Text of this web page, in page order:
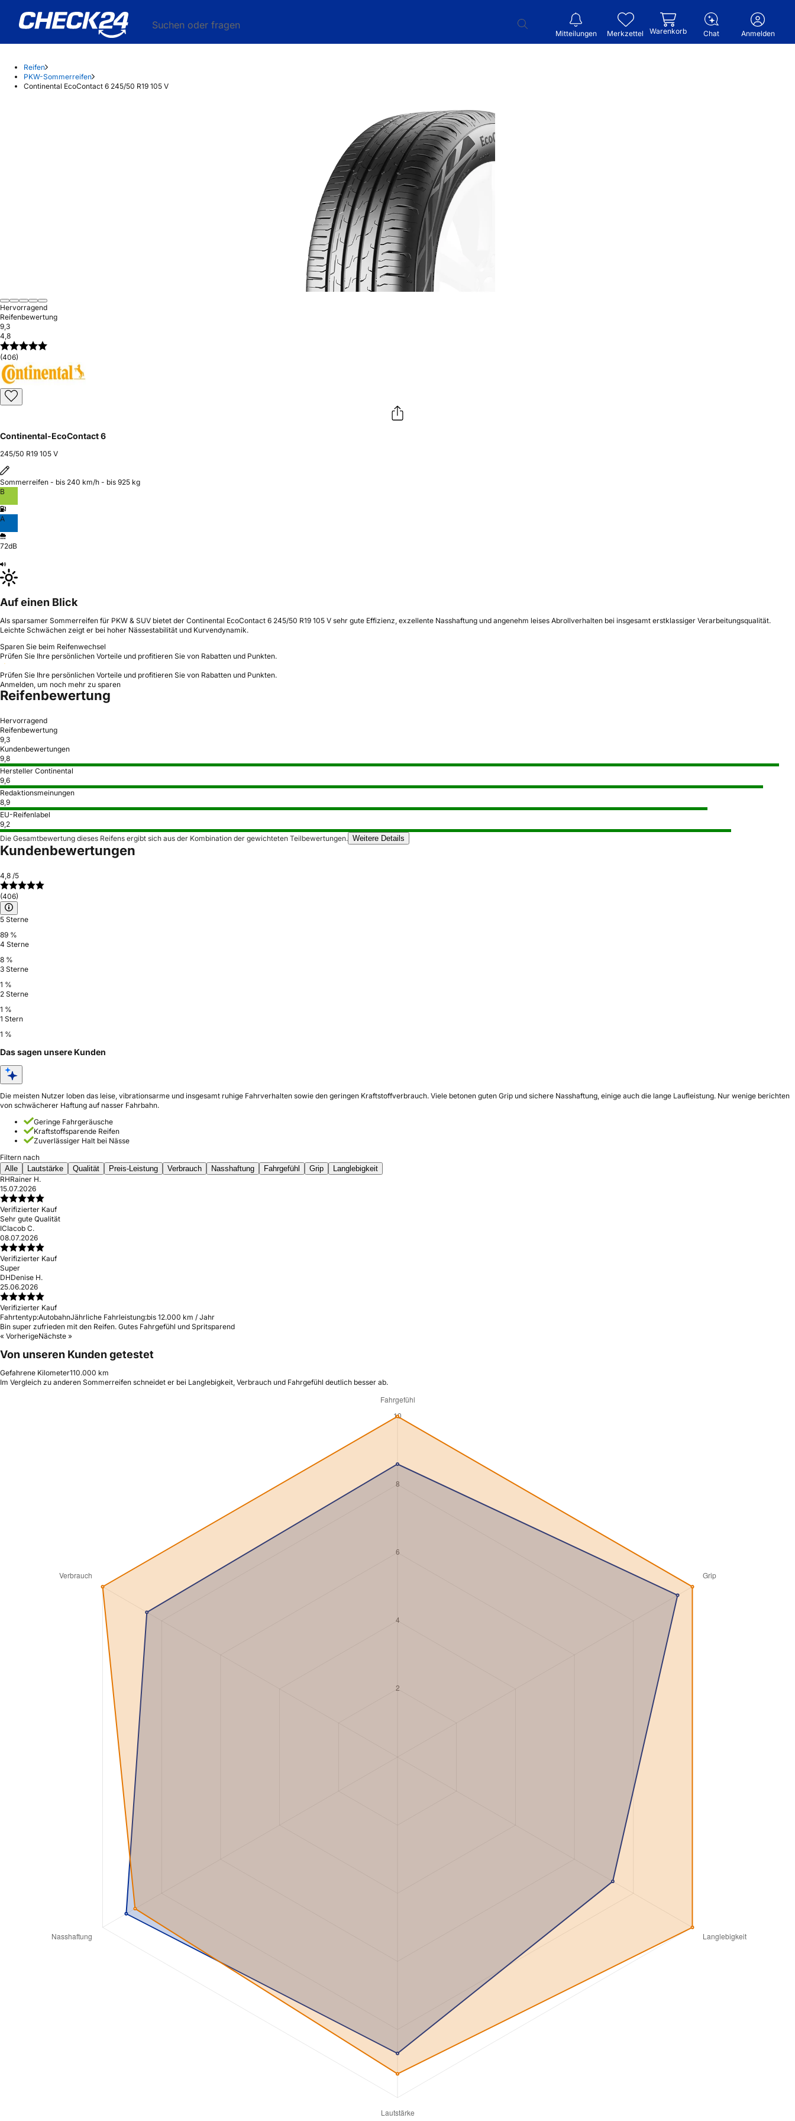
Suchen oder fragen
Mitteilungen Merkzettel Warenkorb Chat Anmelden
Reifen
PKW-Sommerreifen
Continental EcoContact 6 245/50 R19 105 V
Hervorragend
Reifenbewertung
9,3
4,8
(406)
Continental-EcoContact 6
245/50 R19 105 V
Sommerreifen - bis 240 km/h - bis 925 kg
B
A
72dB
Auf einen Blick
Als sparsamer Sommerreifen für PKW & SUV bietet der Continental EcoContact 6 245/50 R19 105 V sehr gute Effizienz, exzellente Nasshaftung und angenehm leises Abrollverhalten bei insgesamt erstklassiger Verarbeitungsqualität.
Leichte Schwächen zeigt er bei hoher Nässestabilität und Kurvendynamik.
Sparen Sie beim Reifenwechsel
Prüfen Sie Ihre persönlichen Vorteile und profitieren Sie von Rabatten und Punkten.
Prüfen Sie Ihre persönlichen Vorteile und profitieren Sie von Rabatten und Punkten.
Anmelden, um noch mehr zu sparen
Reifenbewertung
Hervorragend
Reifenbewertung
9,3
Kundenbewertungen
9,8
Hersteller Continental
9,6
Redaktionsmeinungen
8,9
EU-Reifenlabel
9,2
Die Gesamtbewertung dieses Reifens ergibt sich aus der Kombination der gewichteten Teilbewertungen. Weitere Details
Kundenbewertungen
4,8 /5
(406)
5 Sterne
89 %
4 Sterne
8 %
3 Sterne
1 %
2 Sterne
1 %
1 Stern
1 %
Das sagen unsere Kunden
Die meisten Nutzer loben das leise, vibrationsarme und insgesamt ruhige Fahrverhalten sowie den geringen Kraftstoffverbrauch. Viele betonen guten Grip und sichere Nasshaftung, einige auch die lange Laufleistung. Nur wenige berichten
von schwächerer Haftung auf nasser Fahrbahn.
Geringe Fahrgeräusche
Kraftstoffsparende Reifen
Zuverlässiger Halt bei Nässe
Filtern nach
Alle
Lautstärke Qualität Preis-Leistung Verbrauch Nasshaftung Fahrgefühl Grip
Langlebigkeit
RHRainer H.
15.07.2026
Verifizierter Kauf
Sehr gute Qualität
ICIacob C.
08.07.2026
Verifizierter Kauf
Super
DHDenise H.
25.06.2026
Verifizierter Kauf
Fahrtentyp:AutobahnJährliche Fahrleistung:bis 12.000 km / Jahr
Bin super zufrieden mit den Reifen. Gutes Fahrgefühl und Spritsparend
« VorherigeNächste »
Von unseren Kunden getestet
Gefahrene Kilometer110.000 km
Im Vergleich zu anderen Sommerreifen schneidet er bei Langlebigkeit, Verbrauch und Fahrgefühl deutlich besser ab.